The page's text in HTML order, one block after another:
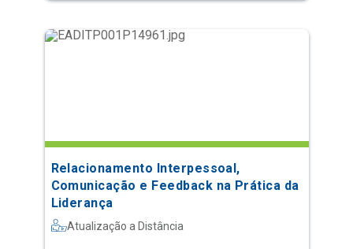
Relacionamento Interpessoal,
Comunicação e Feedback na Prática da
Liderança
Atualização a Distância